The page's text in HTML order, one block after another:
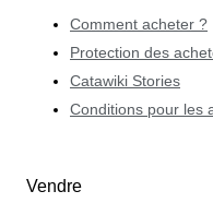
Comment acheter ?
Protection des
Catawiki Stories
Conditions pour les
Vendre